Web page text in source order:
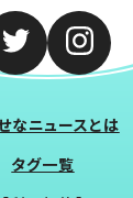
なニュースとは
タグ一覧